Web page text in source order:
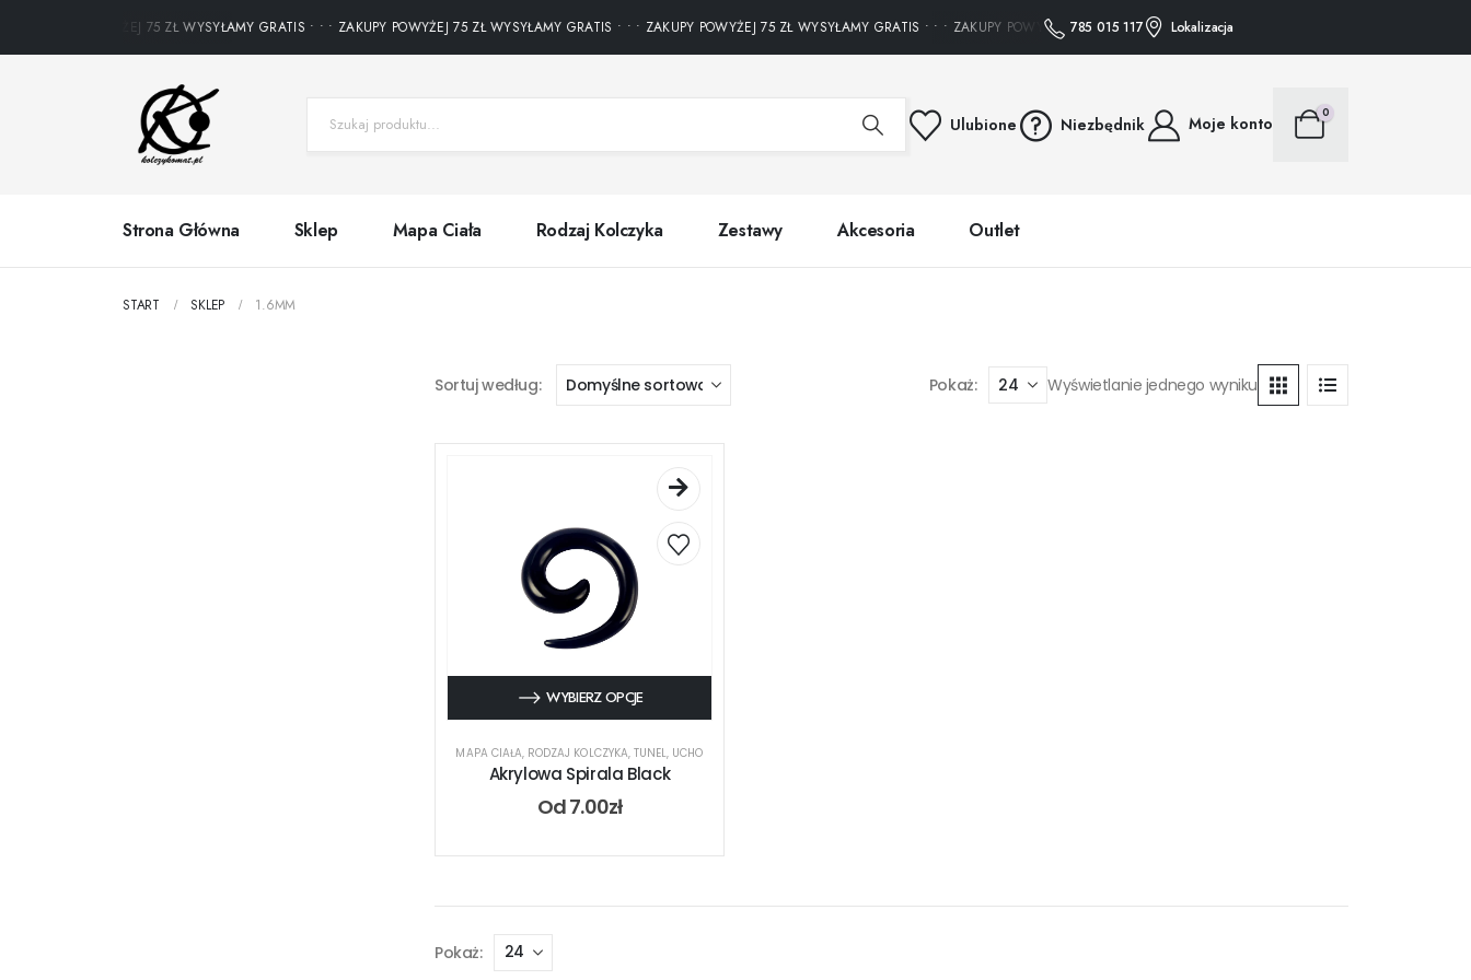
ZAKUPY POWYŻEJ 75 ZŁ WYSYŁAMY GRATIS • • • ZAKUPY POWYŻEJ 75 ZŁ WYSYŁAMY GRATIS • • • ZAKUPY POWYŻEJ 75 ZŁ WYSYŁAMY GRATIS • • • ZAKUPY POWYŻEJ 75 ZŁ WYSYŁAMY GRATIS • • • ZAKUPY POWYŻEJ 75 ZŁ
785 015 117 Lokalizacja
Ulubione Niezbędnik Moje konto
0
Strona Główna Sklep Mapa Ciała Rodzaj Kolczyka Zestawy Akcesoria Outlet
START SKLEP 1.6MM
Sortuj według: Pokaż: Wyświetlanie jednego wyniku
WYBIERZ OPCJE
MAPA CIAŁA, RODZAJ KOLCZYKA, TUNEL, UCHO
Akrylowa Spirala Black
Od7.00zł
Pokaż: